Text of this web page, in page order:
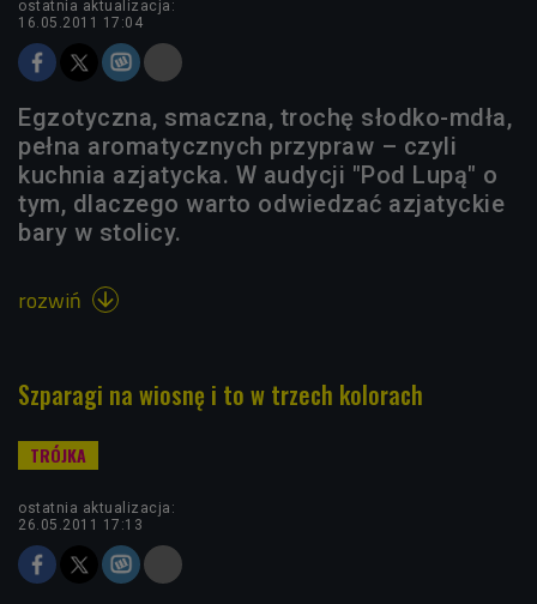
ostatnia aktualizacja:
16.05.2011 17:04
Egzotyczna, smaczna, trochę słodko-mdła,
pełna aromatycznych przypraw – czyli
kuchnia azjatycka. W audycji "Pod Lupą" o
tym, dlaczego warto odwiedzać azjatyckie
bary w stolicy.
rozwiń 
Szparagi na wiosnę i to w trzech kolorach
ostatnia aktualizacja:
26.05.2011 17:13